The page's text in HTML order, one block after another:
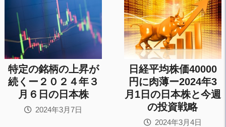
特定の銘柄の上昇が
続くー２０２４年３
月６日の日本株
2024年3月7日
日経平均株価40000
円に肉薄ー2024年3
月1日の日本株と今週
の投資戦略
2024年3月4日